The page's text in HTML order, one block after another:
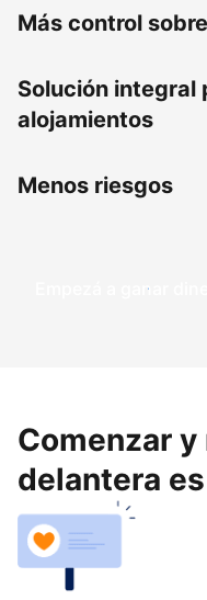
Más control
Solución integral
alojamientos
Menos riesgos
Empezá a ganar
Comenzar
delantera